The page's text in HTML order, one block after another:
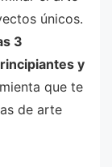
únicos.
3
y
que te
de arte